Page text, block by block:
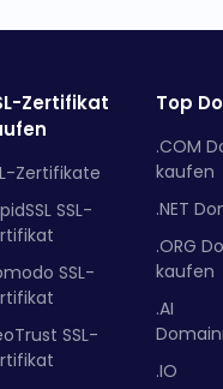
Zertifikat
Zertifikate
SSL-
SSL-
SSL-
Top
.COM
kaufen
.NET
.ORG
kaufen
.AI
.IO